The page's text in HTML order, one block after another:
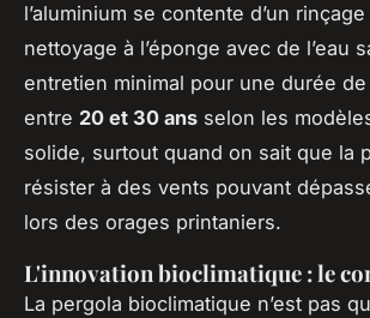
l’aluminium se contente d’un
nettoyage à l’éponge avec de l’eau
entretien minimal pour une durée
entre 20 et 30 ans selon les
solide, surtout quand on sait que la
résister à des vents pouvant
lors des orages printaniers.
L'innovation bioclimatique : le
La pergola bioclimatique n’est pas